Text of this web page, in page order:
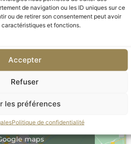
de navigation ou les ID uniques sur ce
ou de retirer son consentement peut avoir
et fonctions.
Accepter
Refuser
les préférences
Politique de confidentialité
ravis de venir vous
à vos questions.
J’accepte » pour activer
maps